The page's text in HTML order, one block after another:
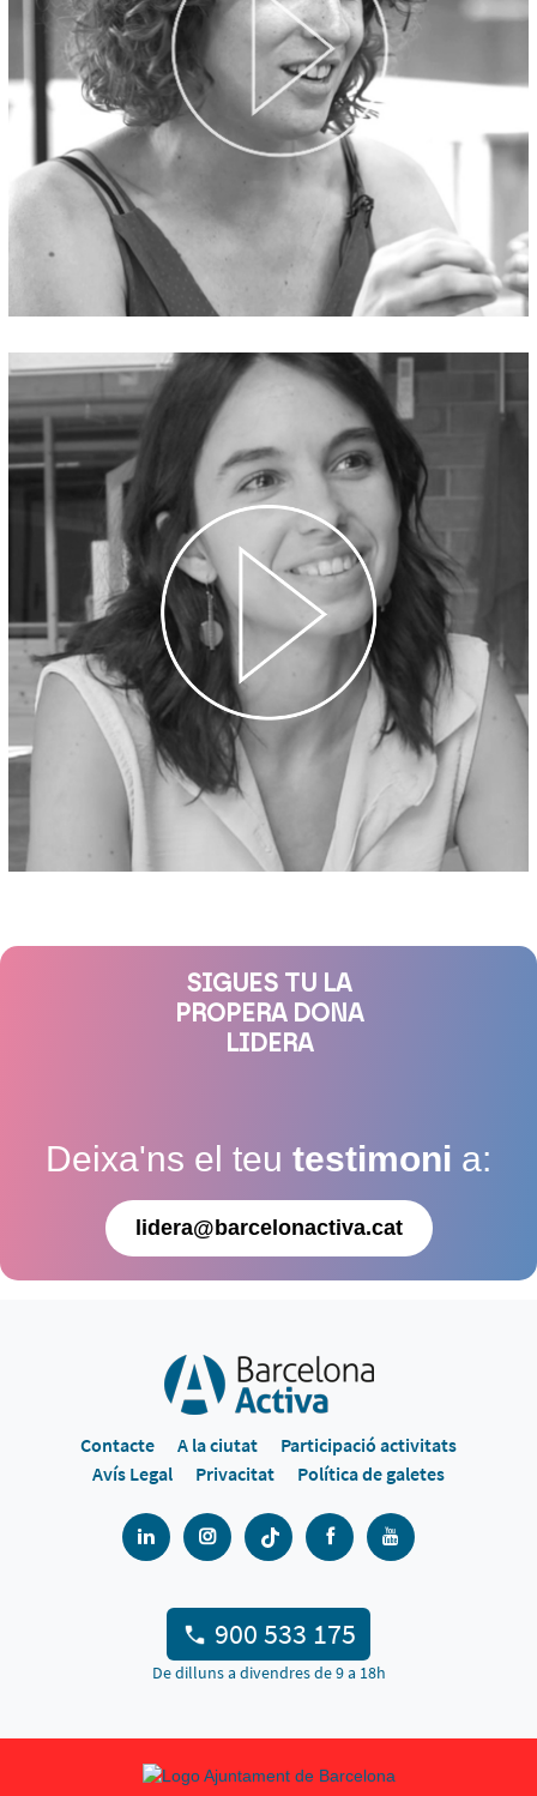
SIGUES TU LA
PROPERA DONA
LIDERA
Deixa'ns el teu testimoni a:
lidera@barcelonactiva.cat
Contacte A la ciutat
Participació activitats
Avís Legal
Privacitat Política de galetes
900 533 175
De dilluns a divendres de 9 a 18h